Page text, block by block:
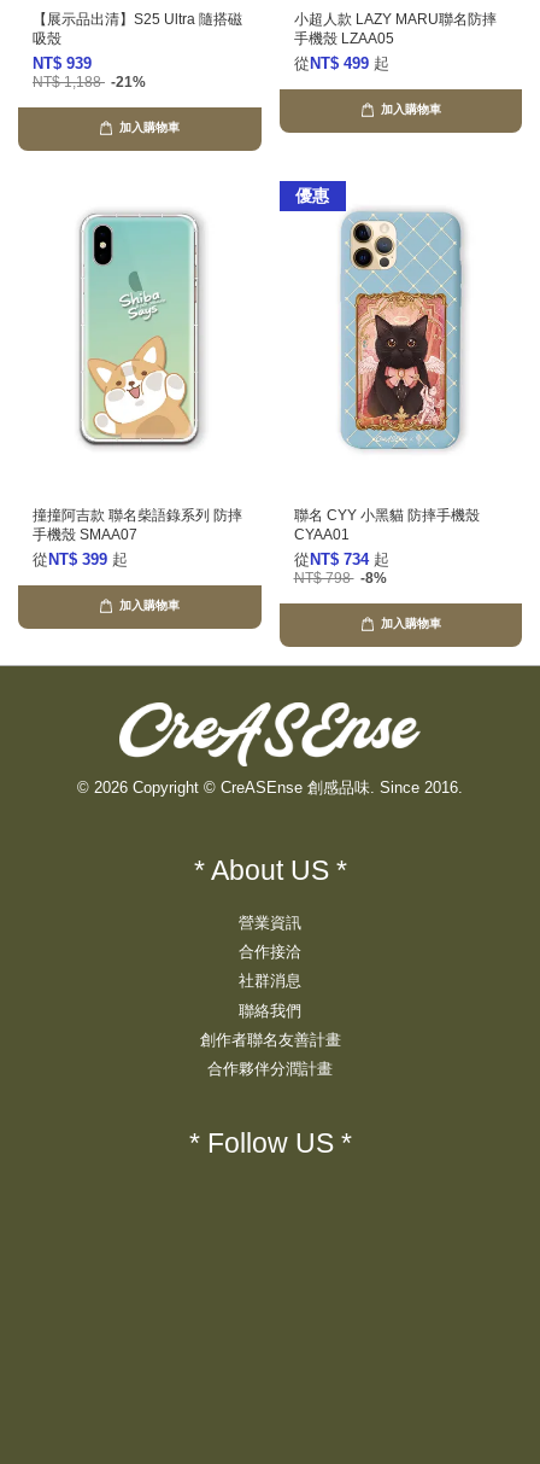
【展示品出清】S25 Ultra 隨搭磁
吸殼
NT$ 939
NT$ 1,188 -21%
加入購物車
小超人款 LAZY MARU聯名防摔
手機殼 LZAA05
從 NT$ 499 起
加入購物車
撞撞阿吉款 聯名柴語錄系列 防摔
手機殼 SMAA07
從 NT$ 399 起
加入購物車
優惠
聯名 CYY 小黑貓 防摔手機殼
CYAA01
從 NT$ 734 起
NT$ 798 -8%
加入購物車
© 2026 Copyright © CreASEnse 創感品味. Since 2016.
* About US *
營業資訊
合作接洽
社群消息
聯絡我們
創作者聯名友善計畫
合作夥伴分潤計畫
* Follow US *